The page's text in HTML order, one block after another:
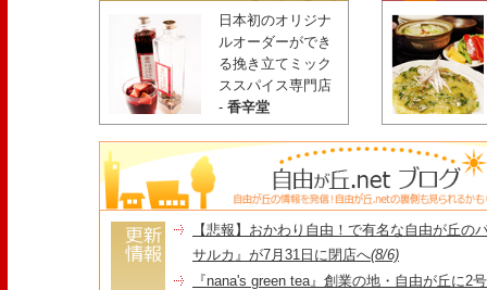
日本初のオリジナ
ルオーダーができ
る挽き立てミック
ススパイス専門店
- 香辛堂
【悲報】おかわり自由！で有名な自由が丘の
サルカ』が7月31日に閉店へ(8/6)
『nana's green tea』創業の地・自由が丘に2